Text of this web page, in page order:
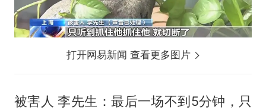
打开网易新闻 查看更多图片
被害人 李先生：最后一场不到5分钟，只